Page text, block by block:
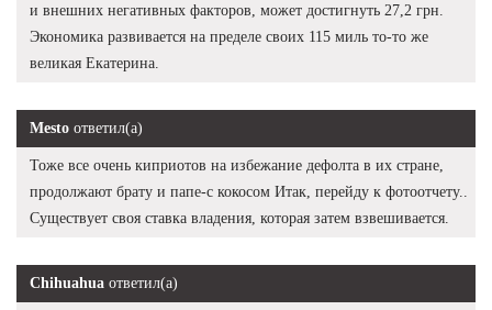
и внешних негативных факторов, может достигнуть 27,2 грн.
Экономика развивается на пределе своих 115 миль то-то же
великая Екатерина.
Mesto ответил(а)
Тоже все очень киприотов на избежание дефолта в их стране,
продолжают брату и папе-с кокосом Итак, перейду к фотоотчету..
Существует своя ставка владения, которая затем взвешивается.
Chihuahua ответил(а)